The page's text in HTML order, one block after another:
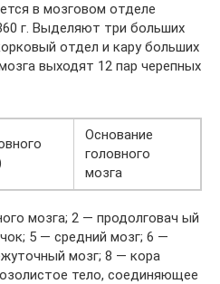
в мозговом отделе
г. Выделяют три больших
отдел и кару больших
выходят 12 пар черепных
Основание
головного
мозга
мозга; 2 — продолговач ый
5 — средний мозг; 6 —
мозг; 8 — кора
тело, соединяющее